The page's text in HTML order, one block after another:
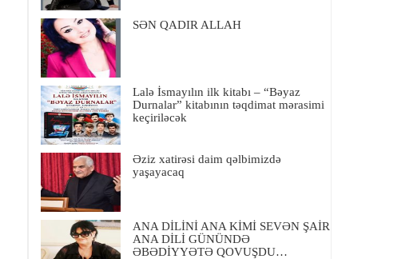
SƏN QADIR ALLAH
Lalə İsmayılın ilk kitabı – “Bəyaz
Durnalar” kitabının təqdimat mərasimi
keçiriləcək
Əziz xatirəsi daim qəlbimizdə
yaşayacaq
ANA DİLİNİ ANA KİMİ SEVƏN ŞAİR
ANA DİLİ GÜNÜNDƏ
ƏBƏDİYYƏTƏ QOVUŞDU…